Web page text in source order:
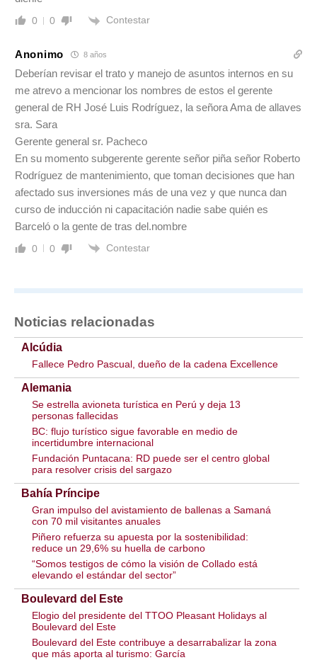
0 0 Contestar
Anonimo 8 años
Deberían revisar el trato y manejo de asuntos internos en su
me atrevo a mencionar los nombres de estos el gerente
general de RH José Luis Rodríguez, la señora Ama de allaves
sra. Sara
Gerente general sr. Pacheco
En su momento subgerente gerente señor piña señor Roberto
Rodríguez de mantenimiento, que toman decisiones que han
afectado sus inversiones más de una vez y que nunca dan
curso de inducción ni capacitación nadie sabe quién es
Barceló o la gente de tras del.nombre
0 0 Contestar
Noticias relacionadas
Alcúdia
Fallece Pedro Pascual, dueño de la cadena Excellence
Alemania
Se estrella avioneta turística en Perú y deja 13
personas fallecidas
BC: flujo turístico sigue favorable en medio de
incertidumbre internacional
Fundación Puntacana: RD puede ser el centro global
para resolver crisis del sargazo
Bahía Príncipe
Gran impulso del avistamiento de ballenas a Samaná
con 70 mil visitantes anuales
Piñero refuerza su apuesta por la sostenibilidad:
reduce un 29,6% su huella de carbono
“Somos testigos de cómo la visión de Collado está
elevando el estándar del sector”
Boulevard del Este
Elogio del presidente del TTOO Pleasant Holidays al
Boulevard del Este
Boulevard del Este contribuye a desarrabalizar la zona
que más aporta al turismo: García